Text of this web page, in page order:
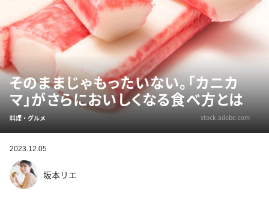
そのままじゃもったいない。「カニカ
マ」がさらにおいしくなる食べ方とは
料理・グルメ stock.adobe.com
2023.12.05
坂本リエ